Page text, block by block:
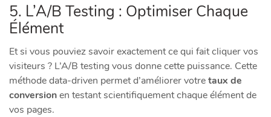
5. L’A/B Testing : Optimiser Chaque
Élément
Et si vous pouviez savoir exactement ce qui fait cliquer vos
visiteurs ? L’A/B testing vous donne cette puissance. Cette
méthode data-driven permet d’améliorer votretaux de
conversionen testant scientifiquement chaque élément de
vos pages.